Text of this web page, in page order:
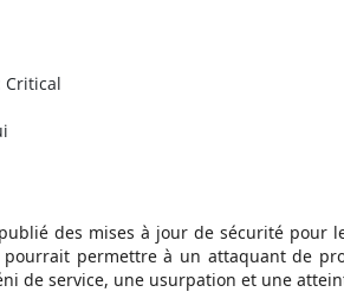
Critical
des mises à jour de sécurité
pourrait permettre à un attaquant de
de service, une usurpation et une